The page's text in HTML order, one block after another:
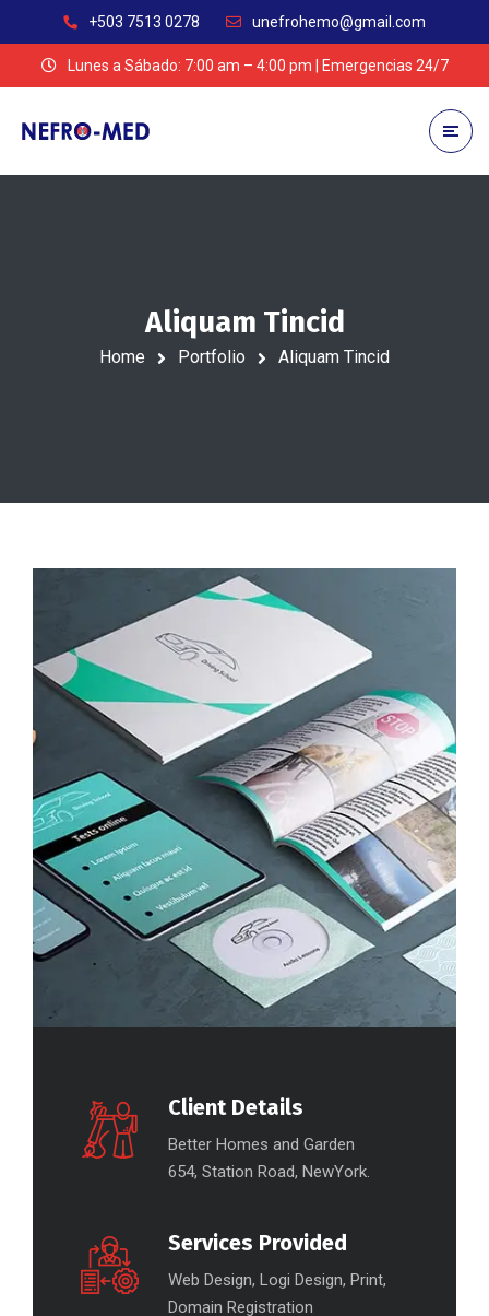
+503 7513 0278 unefrohemo@gmail.com
Lunes a Sábado: 7:00 am – 4:00 pm | Emergencias 24/7
Aliquam Tincid
Home Portfolio Aliquam Tincid
Client Details
Better Homes and Garden
654, Station Road, NewYork.
Services Provided
Web Design, Logi Design, Print,
Domain Registration